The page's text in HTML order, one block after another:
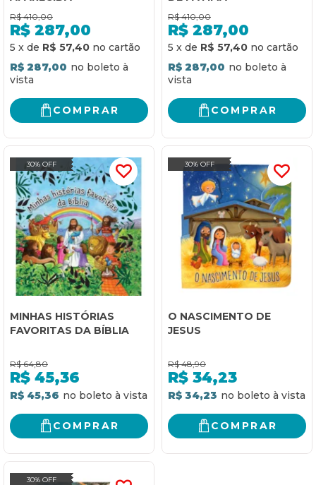
R$ 410,00
R$ 287,00
5 x de R$ 57,40
R$ 287,00
COMPRAR
R$ 410,00
R$ 287,00
5 x de R$ 57,40
R$ 287,00
COMPRAR
30% OFF
MINHAS HISTÓRIAS
FAVORITAS DA BÍBLIA
R$ 64,80
R$ 45,36
R$ 45,36
COMPRAR
30% OFF
O NASCIMENTO DE
JESUS
R$ 48,90
R$ 34,23
R$ 34,23
COMPRAR
30% OFF